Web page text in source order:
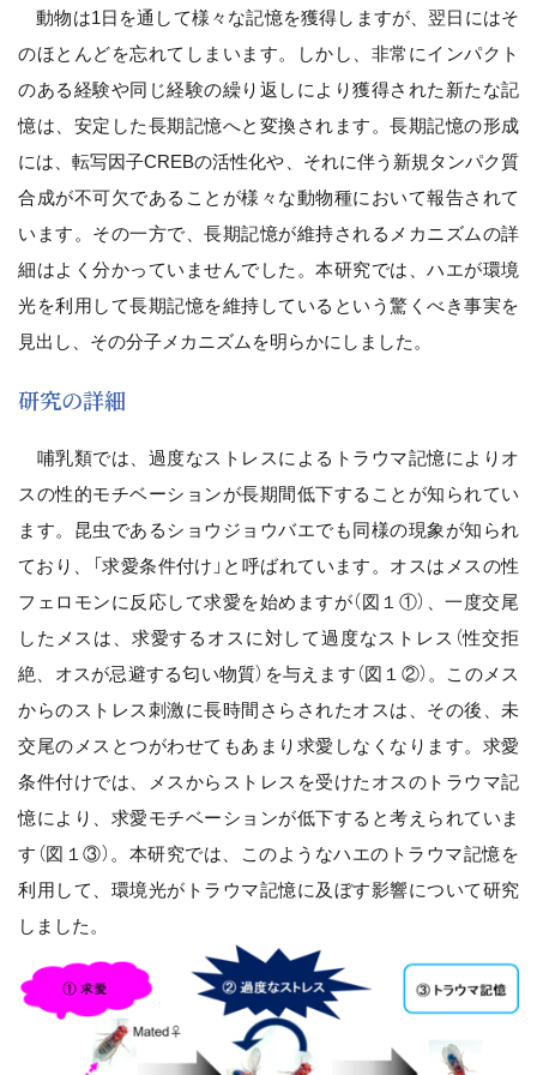
動物は1日を通して様々な記憶を獲得しますが、翌日にはそ
のほとんどを忘れてしまいます。しかし、非常にインパクト
のある経験や同じ経験の繰り返しにより獲得された新たな記
憶は、安定した長期記憶へと変換されます。長期記憶の形成
には、転写因子CREBの活性化や、それに伴う新規タンパク質
合成が不可欠であることが様々な動物種において報告されて
います。その一方で、長期記憶が維持されるメカニズムの詳
細はよく分かっていませんでした。本研究では、ハエが環境
光を利用して長期記憶を維持しているという驚くべき事実を
見出し、その分子メカニズムを明らかにしました。
研究の詳細
哺乳類では、過度なストレスによるトラウマ記憶によりオ
スの性的モチベーションが長期間低下することが知られてい
ます。昆虫であるショウジョウバエでも同様の現象が知られ
ており、「求愛条件付け」と呼ばれています。オスはメスの性
フェロモンに反応して求愛を始めますが（図１①）、一度交尾
したメスは、求愛するオスに対して過度なストレス（性交拒
絶、オスが忌避する匂い物質）を与えます（図１②）。このメス
からのストレス刺激に長時間さらされたオスは、その後、未
交尾のメスとつがわせてもあまり求愛しなくなります。求愛
条件付けでは、メスからストレスを受けたオスのトラウマ記
憶により、求愛モチベーションが低下すると考えられていま
す（図１③）。本研究では、このようなハエのトラウマ記憶を
利用して、環境光がトラウマ記憶に及ぼす影響について研究
しました。